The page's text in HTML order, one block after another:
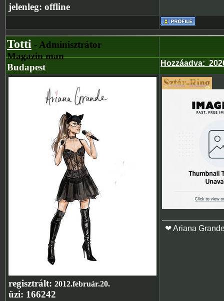
jelenleg: offline
Totti- Adminisztrátor
Magazin man
Budapest
Hozzáadva:
regisztrált: 2012.február.20.
üzi: 166242
❤ Ariana